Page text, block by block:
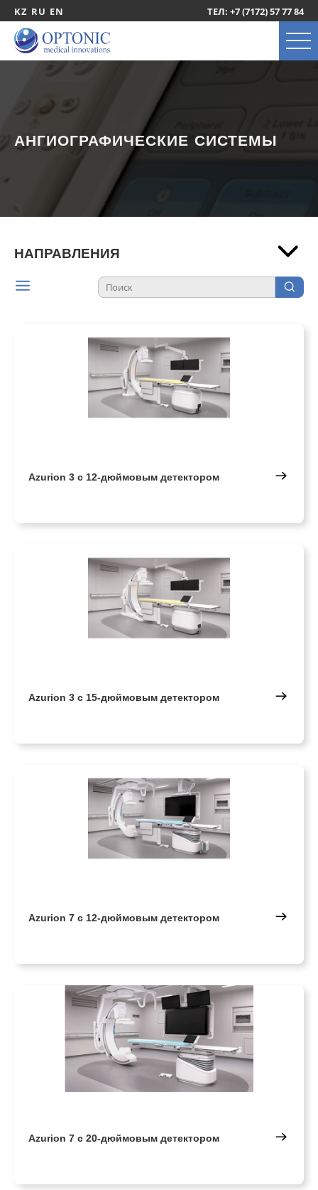
KZ RU EN ТЕЛ: +7 (7172) 57 77 84
АНГИОГРАФИЧЕСКИЕ СИСТЕМЫ
НАПРАВЛЕНИЯ
Azurion 3 с 12-дюймовым детектором
Azurion 3 с 15-дюймовым детектором
Azurion 7 с 12-дюймовым детектором
Azurion 7 с 20-дюймовым детектором